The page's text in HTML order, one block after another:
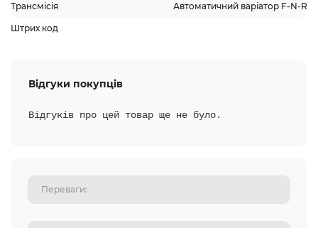
Трансмісія Автоматичний варіатор F-N-R
Штрих код
Відгуки покупців
Відгуків про цей товар ще не було.